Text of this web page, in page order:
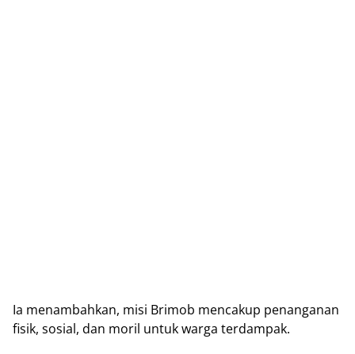
Ia menambahkan, misi Brimob mencakup penanganan
fisik, sosial, dan moril untuk warga terdampak.